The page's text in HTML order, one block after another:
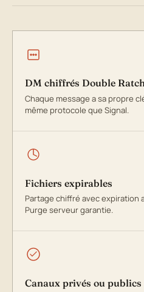
DM chiffrés Double
Chaque message a sa propre
même protocole que Signal.
Fichiers expirables
Partage chiffré avec expiration
Purge serveur garantie.
Canaux privés ou publics